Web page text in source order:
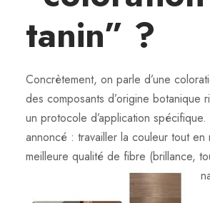
tanin” ?
Concrètement, on parle d’une
des composants d’origine botanique
un protocole d’application spécifique.
annoncé : travailler la couleur tout en
meilleure qualité de fibre (brillance,